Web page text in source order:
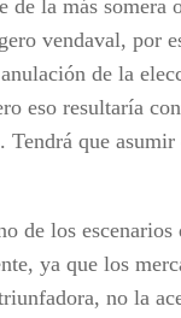
la más somera
vendaval, por
de la
eso resultaría
Tendrá que
de los
ya que los
no la